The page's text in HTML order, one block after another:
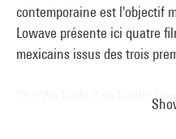
contemporaine est l'objectif
Lowave présente ici quatre
mexicains issus des trois
Cho Wa Dada ? de Gaëlle